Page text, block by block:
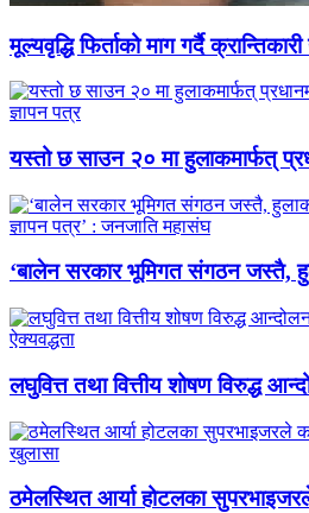
मूल्यवृद्धि फिर्ताको माग गर्दै
यस्तो छ साउन २० मा हुलाकमार्फत्
‘बालेन सरकार भूमिगत संगठन जस्तै,
लघुवित्त तथा वित्तीय शोषण विरुद्ध
ठमेलस्थित आर्या होटलका